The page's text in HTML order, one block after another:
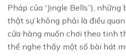
Pháp của “Jingle Bells”),
thật sự không phải là điều
cửa hàng muốn chơi theo tinh
thể nghe thấy một số bài hát